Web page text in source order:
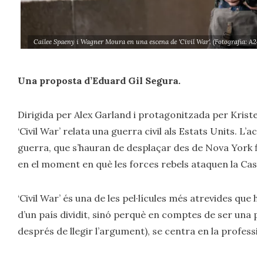
Cailee Spaeny i Wagner Moura en una escena de 'Civil War'. (Fotografia:
Una proposta d’Eduard Gil Segura.
Dirigida per Alex Garland i protagonitzada per
‘Civil War’ relata una guerra civil als Estats Units.
guerra, que s’hauran de desplaçar des de Nova
en el moment en què les forces rebels ataquen la
‘Civil War’ és una de les pel·lícules més atrevides
d’un país dividit, sinó perquè en comptes de ser una
després de llegir l’argument), se centra en la